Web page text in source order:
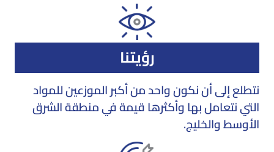
رؤيتنا
نتطلع إلى أن نكون واحد من أكبر الموزعين للمواد
التي نتعامل بها وأكثرها قيمة في منطقة الشرق
الأوسط والخليج.